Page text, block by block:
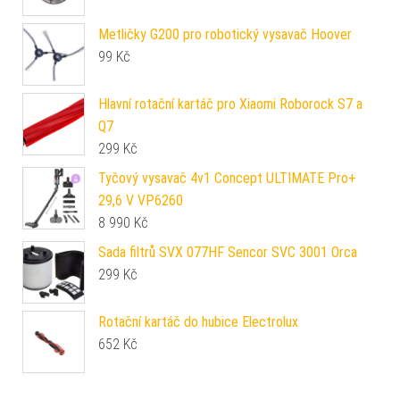
Metličky G200 pro robotický vysavač Hoover
99 Kč
Hlavní rotační kartáč pro Xiaomi Roborock S7 a
Q7
299 Kč
Tyčový vysavač 4v1 Concept ULTIMATE Pro+
29,6 V VP6260
8 990 Kč
Sada filtrů SVX 077HF Sencor SVC 3001 Orca
299 Kč
Rotační kartáč do hubice Electrolux
652 Kč